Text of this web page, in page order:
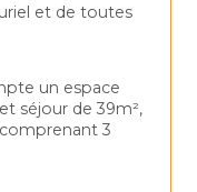
et de toutes
un espace
séjour de 39m²,
3